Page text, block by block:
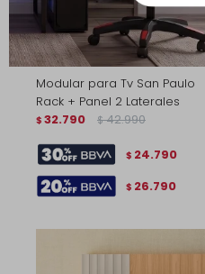
Modular para Tv San Paulo
Rack + Panel 2 Laterales
$ 32.790 $ 42.990
$ 24.790
$ 26.790